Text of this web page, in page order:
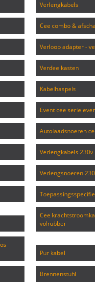
verlengkabels
cee combo &
verloop adapter -
verdeelkasten
kabelhaspels
event cee serie
autolaadsnoeren
verlengkabels 230v
verlengsnoeren
cee krachtstroomkabels 32a met contact verdeeldoos 400v
volrubber
pur kabel
brennenstuhl